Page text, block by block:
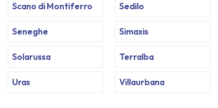
Scano di Montiferro Sedilo
Seneghe Simaxis
Solarussa Terralba
Uras Villaurbana